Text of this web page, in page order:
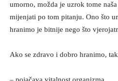
umorno, možda je uzrok tome
mijenjati po tom pitanju. Ono što
hranimo je bitnije nego što
Ako se zdravo i dobro hranimo,